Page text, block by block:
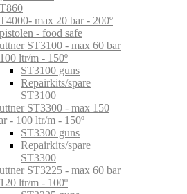
max 20 bar - 200º
- food safe
ST3100 - max 60 bar
ltr/m - 150º
ST3100 guns
Repairkits/spare
ST3100
ST3300 - max 150
- 100 ltr/m - 150º
ST3300 guns
Repairkits/spare
ST3300
ST3225 - max 60 bar
ltr/m - 100º